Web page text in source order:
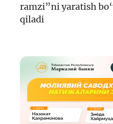
ramzi”ni yaratish
qiladi